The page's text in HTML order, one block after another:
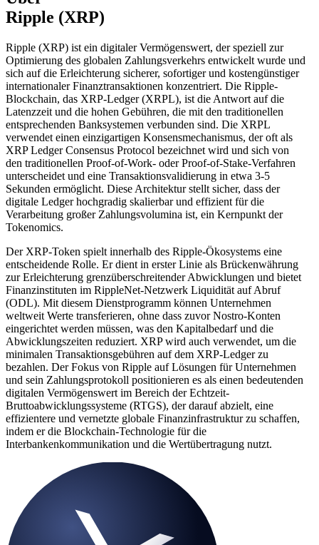
Ripple (XRP)
Ripple (XRP) ist ein digitaler Vermögenswert, der speziell zur
Optimierung des globalen Zahlungsverkehrs entwickelt wurde und
sich auf die Erleichterung sicherer, sofortiger und kostengünstiger
internationaler Finanztransaktionen konzentriert. Die Ripple-
Blockchain, das XRP-Ledger (XRPL), ist die Antwort auf die
Latenzzeit und die hohen Gebühren, die mit den traditionellen
entsprechenden Banksystemen verbunden sind. Die XRPL
verwendet einen einzigartigen Konsensmechanismus, der oft als
XRP Ledger Consensus Protocol bezeichnet wird und sich von
den traditionellen Proof-of-Work- oder Proof-of-Stake-Verfahren
unterscheidet und eine Transaktionsvalidierung in etwa 3-5
Sekunden ermöglicht. Diese Architektur stellt sicher, dass der
digitale Ledger hochgradig skalierbar und effizient für die
Verarbeitung großer Zahlungsvolumina ist, ein Kernpunkt der
Tokenomics.
Der XRP-Token spielt innerhalb des Ripple-Ökosystems eine
entscheidende Rolle. Er dient in erster Linie als Brückenwährung
zur Erleichterung grenzüberschreitender Abwicklungen und bietet
Finanzinstituten im RippleNet-Netzwerk Liquidität auf Abruf
(ODL). Mit diesem Dienstprogramm können Unternehmen
weltweit Werte transferieren, ohne dass zuvor Nostro-Konten
eingerichtet werden müssen, was den Kapitalbedarf und die
Abwicklungszeiten reduziert. XRP wird auch verwendet, um die
minimalen Transaktionsgebühren auf dem XRP-Ledger zu
bezahlen. Der Fokus von Ripple auf Lösungen für Unternehmen
und sein Zahlungsprotokoll positionieren es als einen bedeutenden
digitalen Vermögenswert im Bereich der Echtzeit-
Bruttoabwicklungssysteme (RTGS), der darauf abzielt, eine
effizientere und vernetzte globale Finanzinfrastruktur zu schaffen,
indem er die Blockchain-Technologie für die
Interbankenkommunikation und die Wertübertragung nutzt.